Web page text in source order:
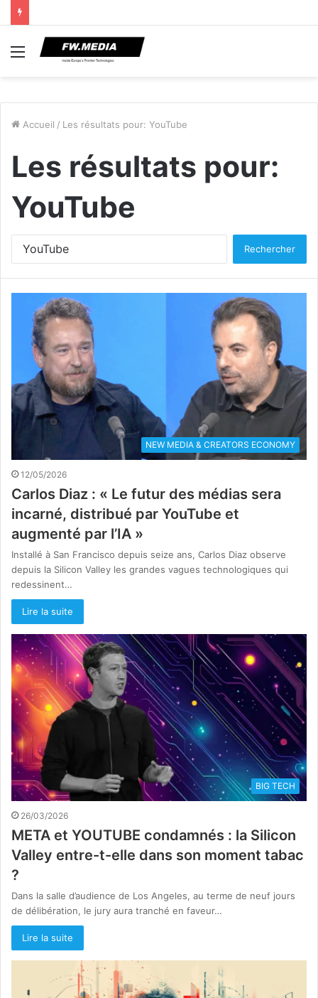
Menu
Accueil / Les résultats pour: YouTube
Les résultats pour:
YouTube
NEW MEDIA & CREATORS ECONOMY
12/05/2026
Carlos Diaz : « Le futur des médias sera
incarné, distribué par YouTube et
augmenté par l’IA »
Installé à San Francisco depuis seize ans, Carlos Diaz observe
depuis la Silicon Valley les grandes vagues technologiques qui
redessinent…
Lire la suite
BIG TECH
26/03/2026
META et YOUTUBE condamnés : la Silicon
Valley entre-t-elle dans son moment tabac
?
Dans la salle d’audience de Los Angeles, au terme de neuf jours
de délibération, le jury aura tranché en faveur…
Lire la suite